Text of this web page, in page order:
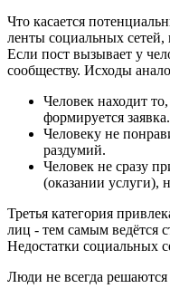
Что касается
ленты социальных
Если пост вызывает у
сообществу. Исходы
Человек находит
формируется заявка.
Человеку не
раздумий.
Человек не сразу
(оказании услуги),
Третья категория
лиц - тем самым ведётся
Недостатки социальных
Люди не всегда решаются